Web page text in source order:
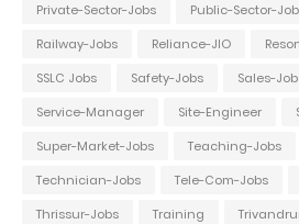
Private-Sector-Jobs
Public-Sector-
Railway-Jobs
Reliance-JIO
SSLC Jobs
Safety-Jobs Sales-
Service-Manager
Site-Engineer
Super-Market-Jobs
Teaching-Jobs
Technician-Jobs
Tele-Com-Jobs
Thrissur-Jobs
Training